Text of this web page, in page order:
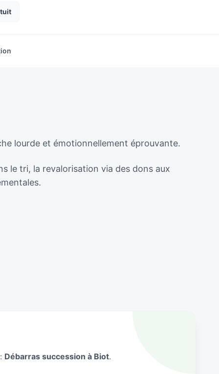
lourde et émotionnellement éprouvante.
le tri, la revalorisation via des dons aux
Débarras succession à Biot.